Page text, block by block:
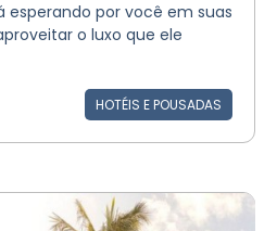
esperando por você em suas
o luxo que ele
HOTÉIS E POUSADAS